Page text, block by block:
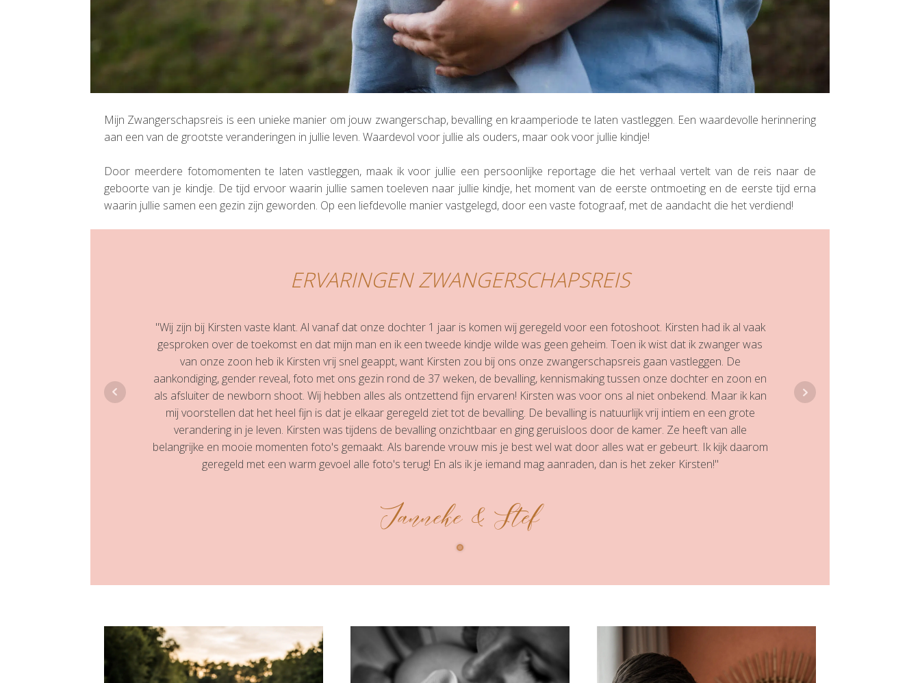
Mijn Zwangerschapsreis is een unieke manier om jouw zwangerschap, bevalling en kraamperiode te laten vastleggen. Een waardevolle herinnering
aan een van de grootste veranderingen in jullie leven. Waardevol voor jullie als ouders, maar ook voor jullie kindje!
Door meerdere fotomomenten te laten vastleggen, maak ik voor jullie een persoonlijke reportage die het verhaal vertelt van de reis naar de
geboorte van je kindje. De tijd ervoor waarin jullie samen toeleven naar jullie kindje, het moment van de eerste ontmoeting en de eerste tijd erna
waarin jullie samen een gezin zijn geworden. Op een liefdevolle manier vastgelegd, door een vaste fotograaf, met de aandacht die het verdiend!
ERVARINGEN ZWANGERSCHAPSREIS
"Wij zijn bij Kirsten vaste klant. Al vanaf dat onze dochter 1 jaar is komen wij geregeld voor een fotoshoot. Kirsten had ik al vaak
gesproken over de toekomst en dat mijn man en ik een tweede kindje wilde was geen geheim. Toen ik wist dat ik zwanger was
van onze zoon heb ik Kirsten vrij snel geappt, want Kirsten zou bij ons onze zwangerschapsreis gaan vastleggen. De
aankondiging, gender reveal, foto met ons gezin rond de 37 weken, de bevalling, kennismaking tussen onze dochter en zoon en
als afsluiter de newborn shoot. Wij hebben alles als ontzettend fijn ervaren! Kirsten was voor ons al niet onbekend. Maar ik kan
mij voorstellen dat het heel fijn is dat je elkaar geregeld ziet tot de bevalling. De bevalling is natuurlijk vrij intiem en een grote
verandering in je leven. Kirsten was tijdens de bevalling onzichtbaar en ging geruisloos door de kamer. Ze heeft van alle
belangrijke en mooie momenten foto's gemaakt. Als barende vrouw mis je best wel wat door alles wat er gebeurt. Ik kijk daarom
geregeld met een warm gevoel alle foto's terug! En als ik je iemand mag aanraden, dan is het zeker Kirsten!"
Janneke & Stef